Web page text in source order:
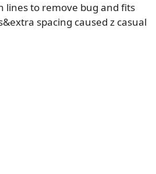
lines to remove bug and fits
spacing caused z casual